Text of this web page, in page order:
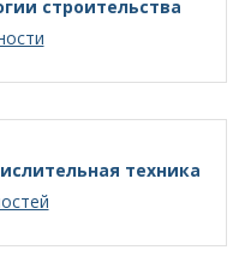
строительства
техника